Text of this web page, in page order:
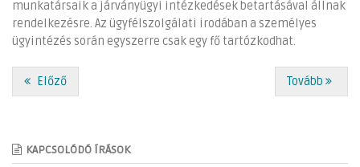
munkatársaik a járványügyi intézkedések betartásával állnak
rendelkezésre. Az ügyfélszolgálati irodában a személyes
ügyintézés során egyszerre csak egy fő tartózkodhat.
Előző Tovább
KAPCSOLÓDÓ ÍRÁSOK